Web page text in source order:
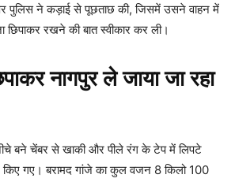
पुलिस ने कड़ाई से पूछताछ की, जिसमें उसने वाहन में
छिपाकर रखने की बात स्वीकार कर ली।
नागपुर ले जाया जा रहा
बने चेंबर से खाकी और पीले रंग के टेप में लिपटे
गए। बरामद गांजे का कुल वजन 8 किलो 100